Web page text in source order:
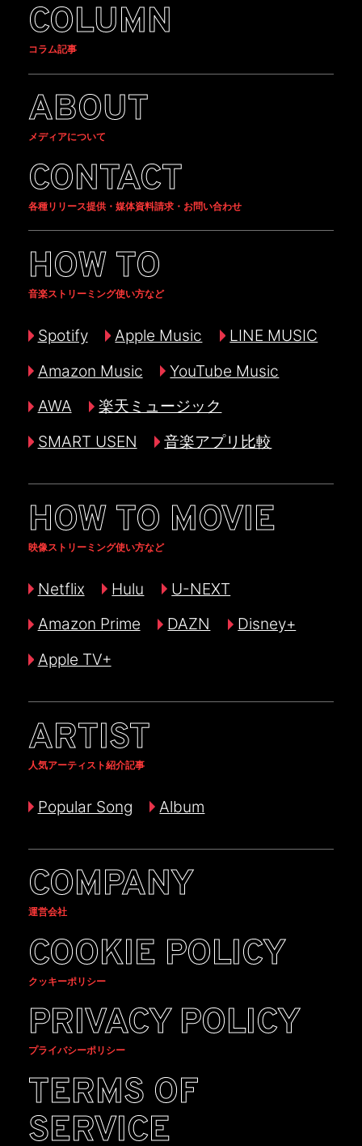
COLUMN
コラム記事
ABOUT
メディアについて
CONTACT
各種リリース提供・媒体資料請求・お問い合わせ
HOW TO
音楽ストリーミング使い方など
Spotify Apple Music
LINE MUSIC
Amazon Music
YouTube Music
AWA
楽天ミュージック
SMART USEN
音楽アプリ比較
HOW TO MOVIE
映像ストリーミング使い方など
Netflix Hulu
U-NEXT
Amazon Prime
DAZN
Disney+
Apple TV+
ARTIST
人気アーティスト紹介記事
Popular Song Album
COMPANY
運営会社
COOKIE POLICY
クッキーポリシー
PRIVACY POLICY
プライバシーポリシー
TERMS OF
SERVICE